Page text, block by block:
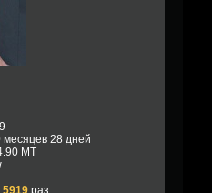
месяцев 28 дней
MT
5919раз.